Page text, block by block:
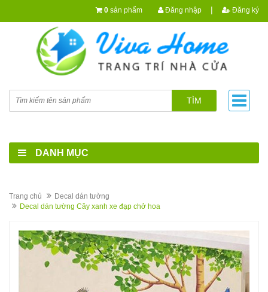
0 sản phẩm Đăng nhập | Đăng ký
TÌM
DANH MỤC
Trang chủ
Decal dán tường
Decal dán tường Cây xanh xe đạp chở hoa